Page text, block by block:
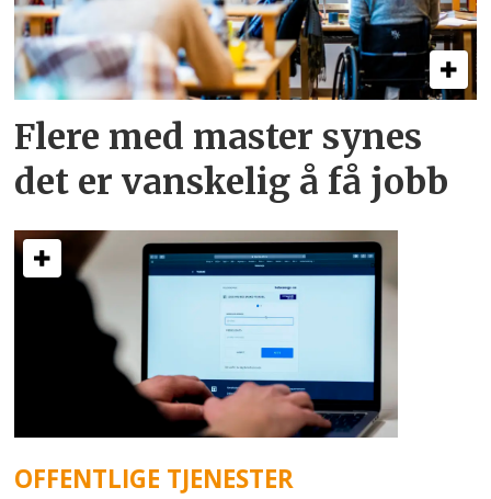
Flere med master synes
det er vanskelig å få jobb
OFFENTLIGE TJENESTER